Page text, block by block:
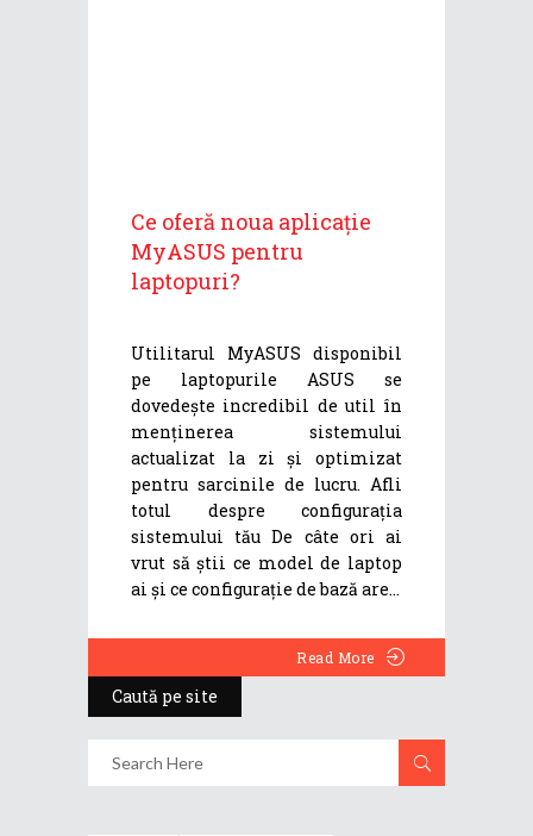
Ce oferă noua aplicație
MyASUS pentru
laptopuri?
Utilitarul MyASUS disponibil
pe laptopurile ASUS se
dovedește incredibil de util în
menținerea sistemului
actualizat la zi și optimizat
pentru sarcinile de lucru. Afli
totul despre configurația
sistemului tău De câte ori ai
vrut să știi ce model de laptop
ai și ce configurație de bază are
Read More
Caută pe site